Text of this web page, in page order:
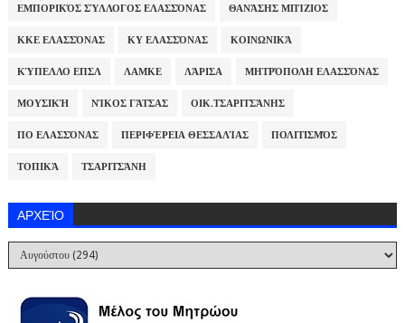
ΕΜΠΟΡΙΚΌΣ ΣΎΛΛΟΓΟΣ ΕΛΑΣΣΌΝΑΣ ΘΑΝΆΣΗΣ ΜΠΊΖΙΟΣ
ΚΚΕ ΕΛΑΣΣΌΝΑΣ ΚΥ ΕΛΑΣΣΌΝΑΣ ΚΟΙΝΩΝΙΚΆ
ΚΎΠΕΛΛΟ ΕΠΣΛ ΛΑΜΚΕ ΛΆΡΙΣΑ ΜΗΤΡΌΠΟΛΗ ΕΛΑΣΣΌΝΑΣ
ΜΟΥΣΙΚΉ ΝΊΚΟΣ ΓΆΤΣΑΣ ΟΙΚ.ΤΣΑΡΙΤΣΆΝΗΣ
ΠΟ ΕΛΑΣΣΌΝΑΣ ΠΕΡΙΦΈΡΕΙΑ ΘΕΣΣΑΛΊΑΣ ΠΟΛΙΤΙΣΜΌΣ
ΤΟΠΙΚΆ ΤΣΑΡΙΤΣΆΝΗ
ΑΡΧΕΊΟ